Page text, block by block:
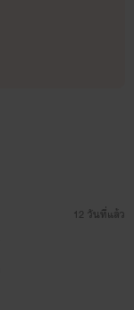
12 วันที่แล้ว